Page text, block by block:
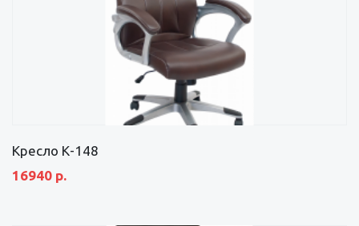
Кресло К-148
16940 р.